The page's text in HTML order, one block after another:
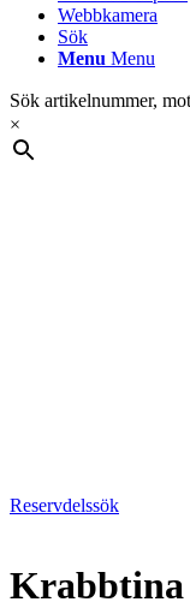
Webbkamera
Sök
Menu Menu
Sök artikelnummer,
×
Reservdelssök
Krabbtina